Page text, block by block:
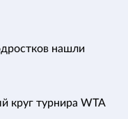
нашли
круг турнира WTA